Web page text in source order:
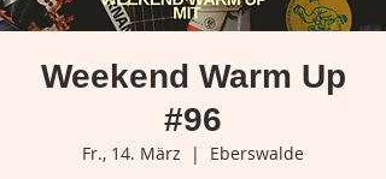
Weekend Warm Up
#96
Fr., 14. März
  |
Eberswalde